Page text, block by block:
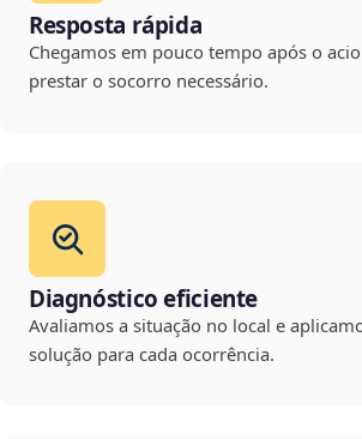
Resposta rápida
Chegamos em pouco tempo após o
prestar o socorro necessário.
Diagnóstico eficiente
Avaliamos a situação no local e
solução para cada ocorrência.